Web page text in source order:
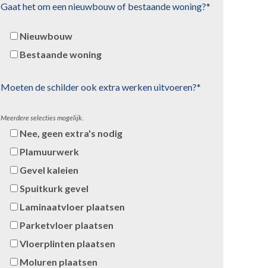
Gaat het om een nieuwbouw of bestaande woning?*
Nieuwbouw
Bestaande woning
Moeten de schilder ook extra werken uitvoeren?*
Meerdere selecties mogelijk.
Nee, geen extra's nodig
Plamuurwerk
Gevel kaleien
Spuitkurk gevel
Laminaatvloer plaatsen
Parketvloer plaatsen
Vloerplinten plaatsen
Moluren plaatsen